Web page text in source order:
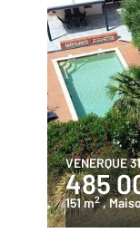
VENERQUE 31
485
151 m2 ,